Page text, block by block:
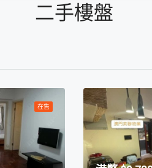
二手樓盤
在售